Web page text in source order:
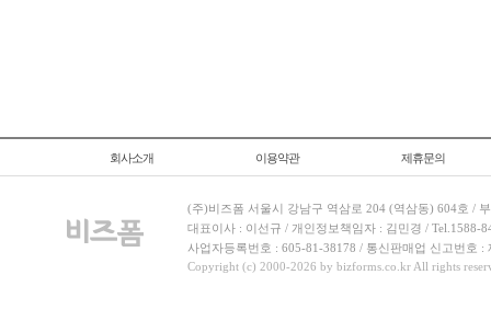
회사소개 이용약관 제휴문의
(주)비즈폼 서울시 강남구 역삼로 204 (역삼동) 604호 /
대표이사 : 이선규 / 개인정보책임자 : 김민경 / Tel.1588-
사업자등록번호 : 605-81-38178 / 통신판매업 신고번호 :
Copyright (c) 2000-2026 by bizforms.co.kr All rights